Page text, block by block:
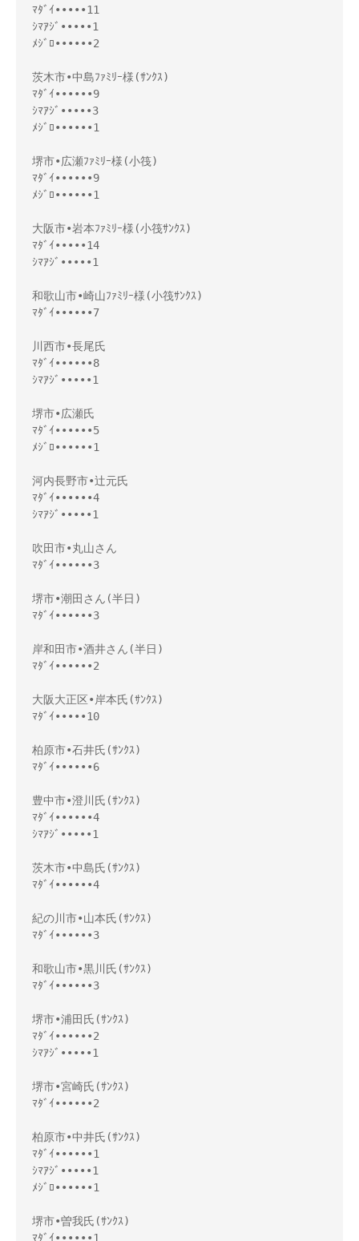
ﾏﾀﾞｲ•••••11
ｼﾏｱｼﾞ•••••1
ﾒｼﾞﾛ••••••2
茨木市•中島ﾌｧﾐﾘｰ様(ｻﾝｸｽ)
ﾏﾀﾞｲ••••••9
ｼﾏｱｼﾞ•••••3
ﾒｼﾞﾛ••••••1
堺市•広瀬ﾌｧﾐﾘｰ様(小筏)
ﾏﾀﾞｲ••••••9
ﾒｼﾞﾛ••••••1
大阪市•岩本ﾌｧﾐﾘｰ様(小筏ｻﾝｸｽ)
ﾏﾀﾞｲ•••••14
ｼﾏｱｼﾞ•••••1
和歌山市•崎山ﾌｧﾐﾘｰ様(小筏ｻﾝｸｽ)
ﾏﾀﾞｲ••••••7
川西市•長尾氏
ﾏﾀﾞｲ••••••8
ｼﾏｱｼﾞ•••••1
堺市•広瀬氏
ﾏﾀﾞｲ••••••5
ﾒｼﾞﾛ••••••1
河内長野市•辻元氏
ﾏﾀﾞｲ••••••4
ｼﾏｱｼﾞ•••••1
吹田市•丸山さん
ﾏﾀﾞｲ••••••3
堺市•潮田さん(半日)
ﾏﾀﾞｲ••••••3
岸和田市•酒井さん(半日)
ﾏﾀﾞｲ••••••2
大阪大正区•岸本氏(ｻﾝｸｽ)
ﾏﾀﾞｲ•••••10
柏原市•石井氏(ｻﾝｸｽ)
ﾏﾀﾞｲ••••••6
豊中市•澄川氏(ｻﾝｸｽ)
ﾏﾀﾞｲ••••••4
ｼﾏｱｼﾞ•••••1
茨木市•中島氏(ｻﾝｸｽ)
ﾏﾀﾞｲ••••••4
紀の川市•山本氏(ｻﾝｸｽ)
ﾏﾀﾞｲ••••••3
和歌山市•黒川氏(ｻﾝｸｽ)
ﾏﾀﾞｲ••••••3
堺市•浦田氏(ｻﾝｸｽ)
ﾏﾀﾞｲ••••••2
ｼﾏｱｼﾞ•••••1
堺市•宮崎氏(ｻﾝｸｽ)
ﾏﾀﾞｲ••••••2
柏原市•中井氏(ｻﾝｸｽ)
ﾏﾀﾞｲ••••••1
ｼﾏｱｼﾞ•••••1
ﾒｼﾞﾛ••••••1
堺市•曽我氏(ｻﾝｸｽ)
ﾏﾀﾞｲ••••••1